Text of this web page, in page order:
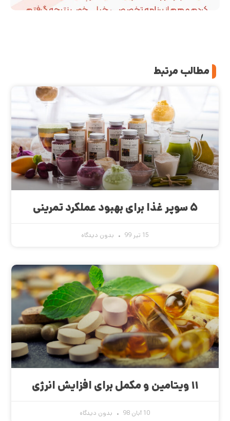
مطالب مرتبط
۵ سوپر غذا برای بهبود عملکرد تمرینی
15 تیر 99 بدون دیدگاه
۱۱ ویتامین و مکمل برای افزایش انرژی
10 آبان 98 بدون دیدگاه